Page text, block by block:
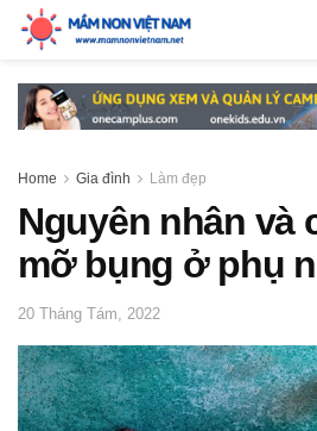
Home Gia đình Làm đẹp
Nguyên nhân và
mỡ bụng ở phụ
20 Tháng Tám, 2022